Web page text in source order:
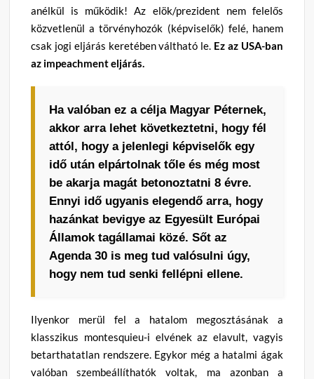
anélkül is működik! Az elök/prezident nem felelős
közvetlenül a törvényhozók (képviselők) felé, hanem
csak jogi eljárás keretében váltható le. Ez az USA-ban
az impeachment eljárás.
Ha valóban ez a célja Magyar Péternek,
akkor arra lehet következtetni, hogy fél
attól, hogy a jelenlegi képviselők egy
idő után elpártolnak tőle és még most
be akarja magát betonoztatni 8 évre.
Ennyi idő ugyanis elegendő arra, hogy
hazánkat bevigye az Egyesült Európai
Államok tagállamai közé. Sőt az
Agenda 30 is meg tud valósulni úgy,
hogy nem tud senki fellépni ellene.
Ilyenkor merül fel a hatalom megosztásának a
klasszikus montesquieu-i elvének az elavult, vagyis
betarthatatlan rendszere. Egykor még a hatalmi ágak
valóban szembeállíthatók voltak, ma azonban a